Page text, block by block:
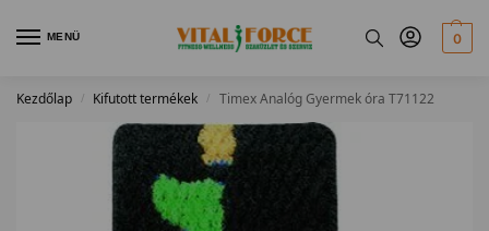
MENÜ 0
Kezdőlap / Kifutott termékek / Timex Analóg Gyermek óra T71122